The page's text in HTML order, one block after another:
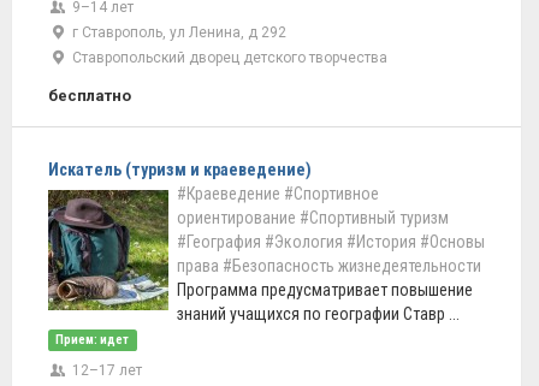
9–14 лет
г Ставрополь, ул Ленина, д 292
Ставропольский дворец детского творчества
бесплатно
Искатель (туризм и краеведение)
#Краеведение #Спортивное
ориентирование #Спортивный туризм
#География #Экология #История #Основы
права #Безопасность жизнедеятельности
Программа предусматривает повышение
знаний учащихся по географии Ставр ...
Прием: идет
12–17 лет